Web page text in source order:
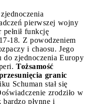
pierwszej wojny
funkcję
18. Z powodzeniem
i chaosu. Jego
zjednoczenia Europy
Tożsamość
granic
Schuman stał się
zrodziło w
płynne i